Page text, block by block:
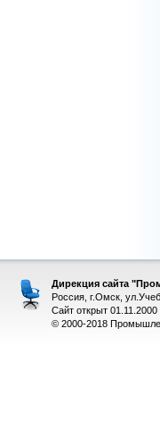
Дирекция сайта
Россия, г.Омск,
Сайт открыт 01.11.2000
© 2000-2018